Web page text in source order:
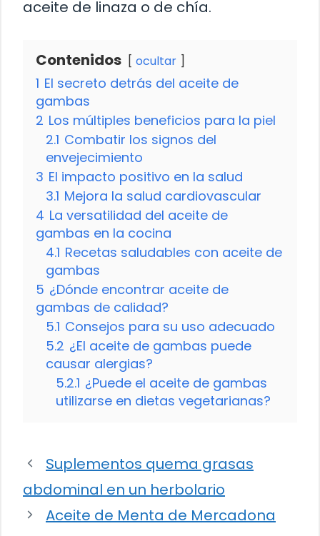
aceite de linaza o de chía.
Contenidos ocultar
1 El secreto detrás del aceite de
gambas
2 Los múltiples beneficios para la piel
2.1 Combatir los signos del
envejecimiento
3 El impacto positivo en la salud
3.1 Mejora la salud cardiovascular
4 La versatilidad del aceite de
gambas en la cocina
4.1 Recetas saludables con aceite de
gambas
5 ¿Dónde encontrar aceite de
gambas de calidad?
5.1 Consejos para su uso adecuado
5.2 ¿El aceite de gambas puede
causar alergias?
5.2.1 ¿Puede el aceite de gambas
utilizarse en dietas vegetarianas?
Suplementos quema grasas
abdominal en un herbolario
Aceite de Menta de Mercadona